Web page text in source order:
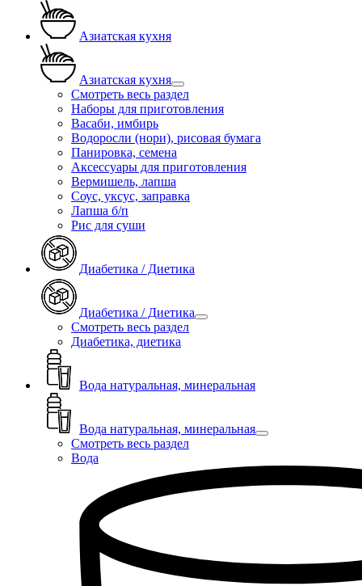
Азиатская кухня
Азиатская кухня
Смотреть весь раздел
Наборы для приготовления
Васаби, имбирь
Водоросли (нори), рисовая бумага
Панировка, семена
Аксессуары для приготовления
Вермишель, лапша
Соус, уксус, заправка
Лапша б/п
Рис для суши
Диабетика / Диетика
Диабетика / Диетика
Смотреть весь раздел
Диабетика, диетика
Вода натуральная, минеральная
Вода натуральная, минеральная
Смотреть весь раздел
Вода